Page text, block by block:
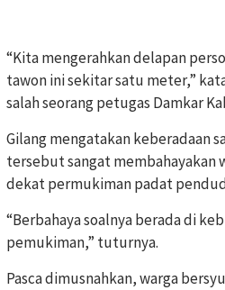
“Kita mengerahkan delapan
tawon ini sekitar satu meter,”
salah seorang petugas Damkar
Gilang mengatakan keberadaan
tersebut sangat membahayakan
dekat permukiman padat
“Berbahaya soalnya berada di
pemukiman,” tuturnya.
Pasca dimusnahkan, warga